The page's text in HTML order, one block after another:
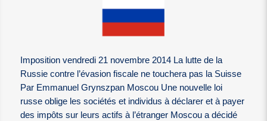
Imposition vendredi 21 novembre 2014 La lutte de la
Russie contre l’évasion fiscale ne touchera pas la Suisse
Par Emmanuel Grynszpan Moscou Une nouvelle loi
russe oblige les sociétés et individus à déclarer et à payer
des impôts sur leurs actifs à l’étranger Moscou a décidé